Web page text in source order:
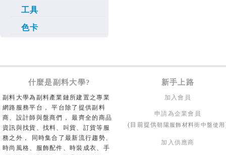
工具
色卡
什麼是副料大學? 新手上路
副料大學為副料產業鏈所建置之專業
網路服務平台， 平台除了提供副料
商、設計師與盤商們， 最齊全的商品
資訊與找貨、找料、叫貨、訂貨等服
務之外， 同時集合了最新流行趨勢、
時尚風格、服飾配件、時裝成衣、手
加入會員
申請為企業會員
(目前提供朝陽服飾材料街中盤使用
加入供應商